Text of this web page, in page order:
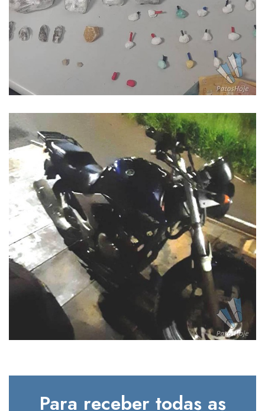
Para receber todas as